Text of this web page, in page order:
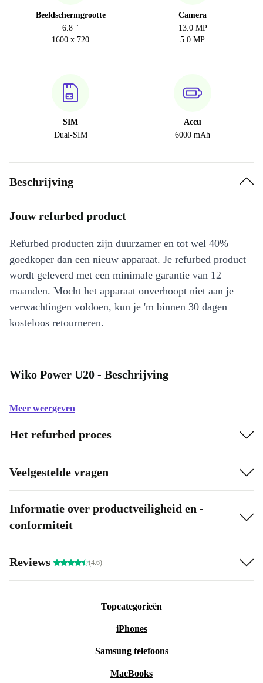
Beeldschermgrootte
6.8 "
1600 x 720
Camera
13.0 MP
5.0 MP
SIM
Dual-SIM
Accu
6000 mAh
Beschrijving
Jouw refurbed product
Refurbed producten zijn duurzamer en tot wel 40%
goedkoper dan een nieuw apparaat. Je refurbed product
wordt geleverd met een minimale garantie van 12
maanden. Mocht het apparaat onverhoopt niet aan je
verwachtingen voldoen, kun je 'm binnen 30 dagen
kosteloos retourneren.
Wiko Power U20 - Beschrijving
Meer weergeven
Het refurbed proces
Veelgestelde vragen
Informatie over productveiligheid en -
conformiteit
Reviews (4.6)
Topcategorieën
iPhones
Samsung telefoons
MacBooks